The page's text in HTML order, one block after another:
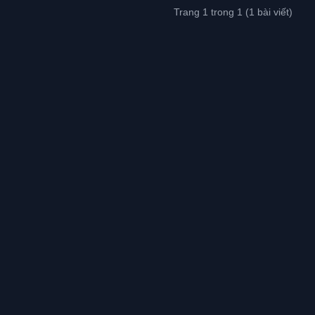
Trang 1 trong 1 (1 bài viết)